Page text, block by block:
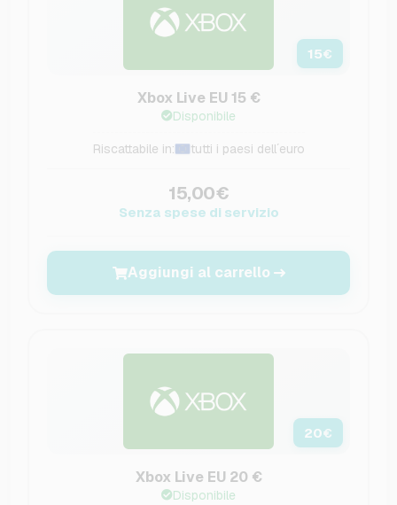
15€
Xbox Live EU 15 €
Disponibile
Riscattabile in: tutti i paesi dell´euro
15,00€
Senza spese di servizio
Aggiungi al carrello
20€
Xbox Live EU 20 €
Disponibile